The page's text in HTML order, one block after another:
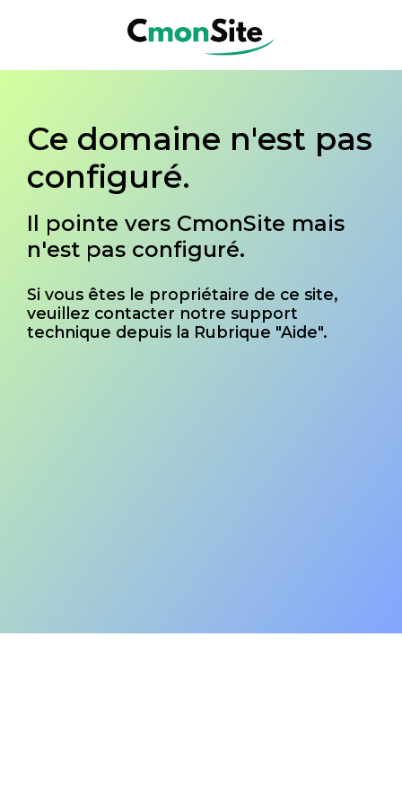
Ce domaine n'est pas
configuré.
Il pointe vers CmonSite mais
n'est pas configuré.
Si vous êtes le propriétaire de ce site,
veuillez contacter notre support
technique depuis la Rubrique "Aide".